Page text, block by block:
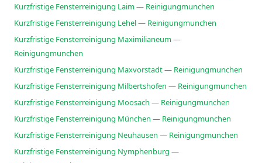
Kurzfristige Fensterreinigung Laim — Reinigungmunchen
Kurzfristige Fensterreinigung Lehel — Reinigungmunchen
Kurzfristige Fensterreinigung Maximilianeum —
Reinigungmunchen
Kurzfristige Fensterreinigung Maxvorstadt — Reinigungmunchen
Kurzfristige Fensterreinigung Milbertshofen — Reinigungmunchen
Kurzfristige Fensterreinigung Moosach — Reinigungmunchen
Kurzfristige Fensterreinigung München — Reinigungmunchen
Kurzfristige Fensterreinigung Neuhausen — Reinigungmunchen
Kurzfristige Fensterreinigung Nymphenburg —